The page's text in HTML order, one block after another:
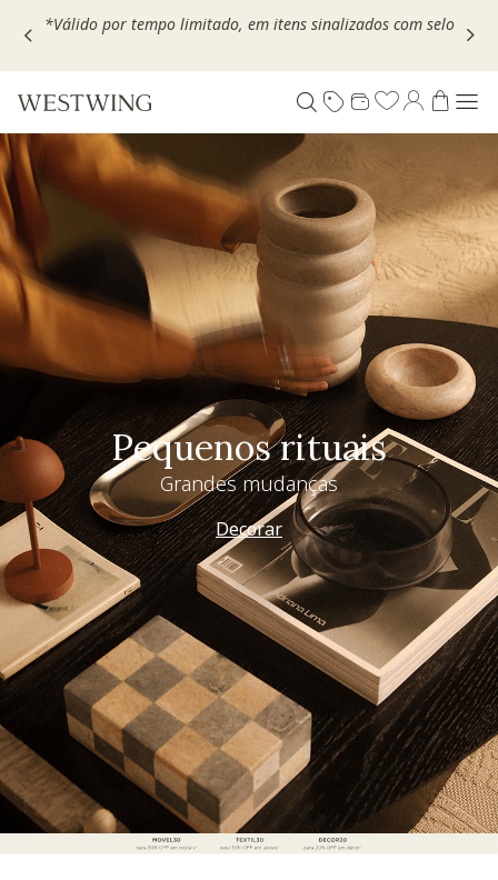
Escolha seu VOUCHER e ganhe até 30% OFF*: useMOVEL30,
Pequenos rituais
Grandes mudanças
Decorar